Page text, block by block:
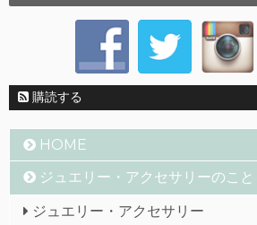
購読する
HOME
ジュエリー・アクセサリーのこと
ジュエリー・アクセサリー